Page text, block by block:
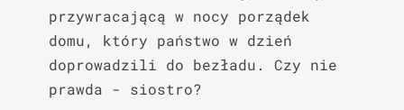
przywracającą w nocy porządek
domu, który państwo w dzień
doprowadzili do bezładu. Czy nie
prawda - siostro?